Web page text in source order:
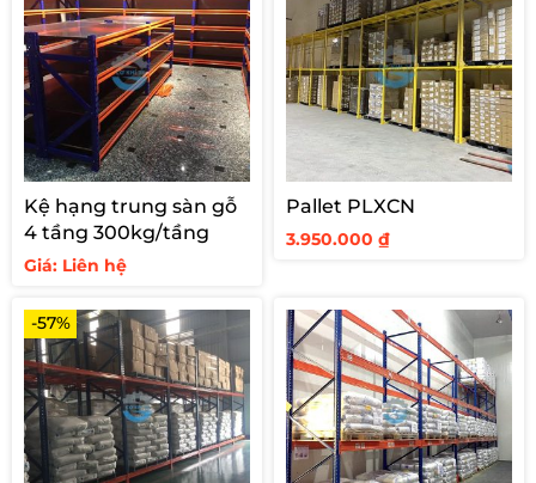
Kệ hạng trung sàn gỗ
4 tầng 300kg/tầng
Giá: Liên hệ
Pallet PLXCN
3.950.000 ₫
-57%